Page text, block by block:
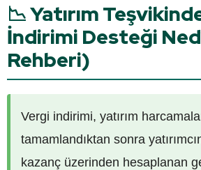
📉 Yatırım
İndirimi Desteği
Rehberi)
Vergi indirimi, yatırım
tamamlandıktan sonra
kazanç üzerinden hesaplanan